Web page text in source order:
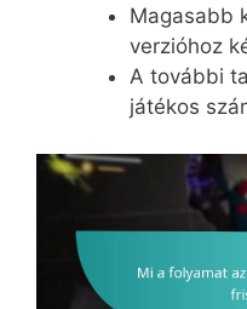
Magasabb
verzióhoz
A további
játékos